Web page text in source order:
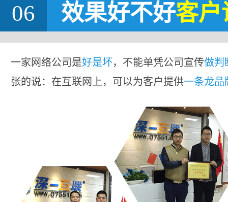
06 效果好不好客户
一家网络公司是好是坏，不能单凭公司宣传做判
张的说：在互联网上，可以为客户提供一条龙品